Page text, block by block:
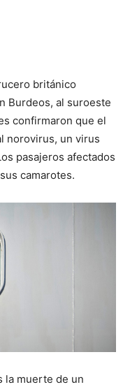
británico
Burdeos, al suroeste
confirmaron que el
norovirus, un virus
pasajeros afectados
camarotes.
la muerte de un